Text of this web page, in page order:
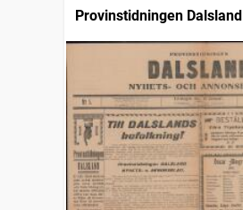
Provinstidningen Dalsland